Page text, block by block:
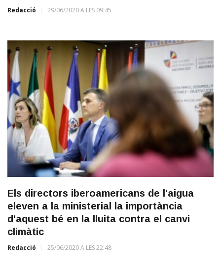
Redacció 29/06/2020 A LES 09:45
Els directors iberoamericans de l'aigua
eleven a la ministerial la importància
d'aquest bé en la lluita contra el canvi
climàtic
Redacció 25/06/2020 A LES 22:48